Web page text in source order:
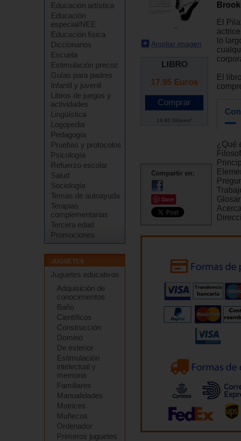
Educación artística
Educación
especial/NEE
Educación física
Diccionarios
Escuela
Estimulación precoz
Guías para padres
Infantil y juvenil
Libros de juegos y
actividades
Lingüística
Logopedia
Pedagogía
Pruebas y protocolos
Psicología
Refuerzo escolar
Salud
Sociología
Temas de autoayuda
Terapias
complementarias
Tercera edad
Promociones
Juguetes educativos
Adquisición de
conocimientos
Baño
Científicos
Construcción
Dominó
De exterior
Estimulación
intelectual y
memoria
Familiares
Manualidades
Motrices
Muñecos
Ordenador
Primeros juguetes
Ampliar imagen
LIBRO
17.95 Euros
19.93 Dólares*
Compartir en:
Save
El
lo
El
¿Qué